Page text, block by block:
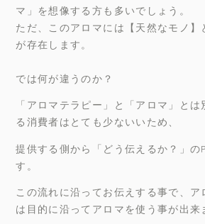
マ」を想像する方も多いでしょう。
ただ、このアロマには【天然なモノ】
が存在します。
では何が違うのか？
「アロマテラピー」と「アロマ」と
る消費者はとても少ないいため、
提供する側から「どう伝えるか？」の
す。
この流れに沿ってお伝えする事で、ア
は目的に沿ってアロマを使う事が出来